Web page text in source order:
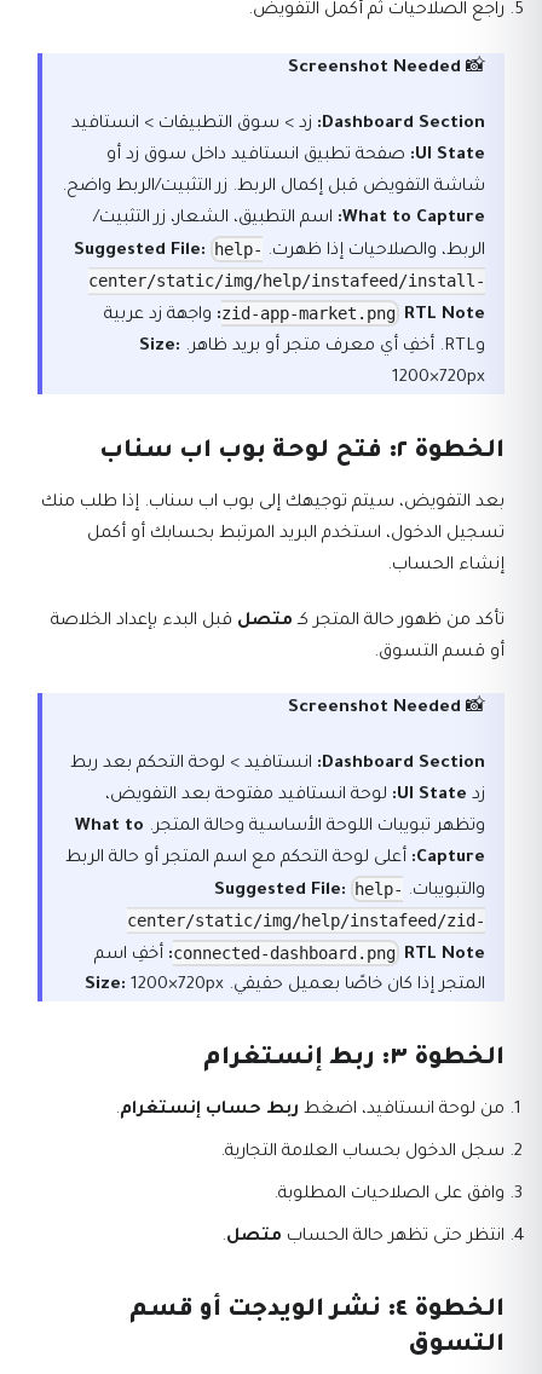
راجع الصلاحيات ثم أكمل التفويض.
📸
Screenshot Needed
Dashboard Section:
زد > سوق التطبيقات > انستافيد
UI State:
صفحة تطبيق انستافيد داخل سوق زد أو
شاشة التفويض قبل إكمال الربط. زر التثبيت/الربط واضح.
What to Capture: اسم التطبيق، الشعار، زر التثبيت/
الربط، والصلاحيات إذا ظهرت.
Suggested File:
help-
center/static/img/help/instafeed/install-
zid-app-market.png RTL Note:
واجهة زد عربية
وRTL. أخفِ أي معرف متجر أو بريد ظاهر.
Size:
1200×720px
الخطوة ٢: فتح لوحة بوب اب سناب
بعد التفويض، سيتم توجيهك إلى بوب اب سناب. إذا طلب منك
تسجيل الدخول، استخدم البريد المرتبط بحسابك أو أكمل
إنشاء الحساب.
تأكد من ظهور حالة المتجر كـ متصل قبل البدء بإعداد الخلاصة
أو قسم التسوق.
📸
Screenshot Needed
Dashboard Section:
انستافيد > لوحة التحكم بعد ربط
زد UI State:
لوحة انستافيد مفتوحة بعد التفويض،
وتظهر تبويبات اللوحة الأساسية وحالة المتجر. What to
Capture:
أعلى لوحة التحكم مع اسم المتجر أو حالة الربط
والتبويبات.
Suggested File:
help-
center/static/img/help/instafeed/zid-
connected-dashboard.png RTL Note:
أخفِ اسم
المتجر إذا كان خاصًا بعميل حقيقي.
Size: 1200×720px
الخطوة ٣: ربط إنستغرام
من لوحة انستافيد، اضغط ربط حساب إنستغرام.
سجل الدخول بحساب العلامة التجارية.
وافق على الصلاحيات المطلوبة.
انتظر حتى تظهر حالة الحساب متصل.
الخطوة ٤: نشر الويدجت أو قسم
التسوق